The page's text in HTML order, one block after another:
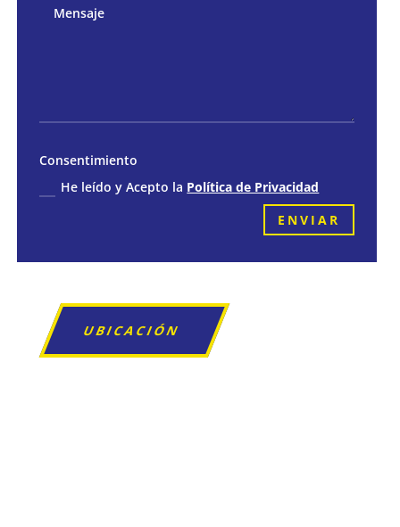
Consentimiento
He leído y Acepto la Política de Privacidad
ENVIAR
UBICACIÓN